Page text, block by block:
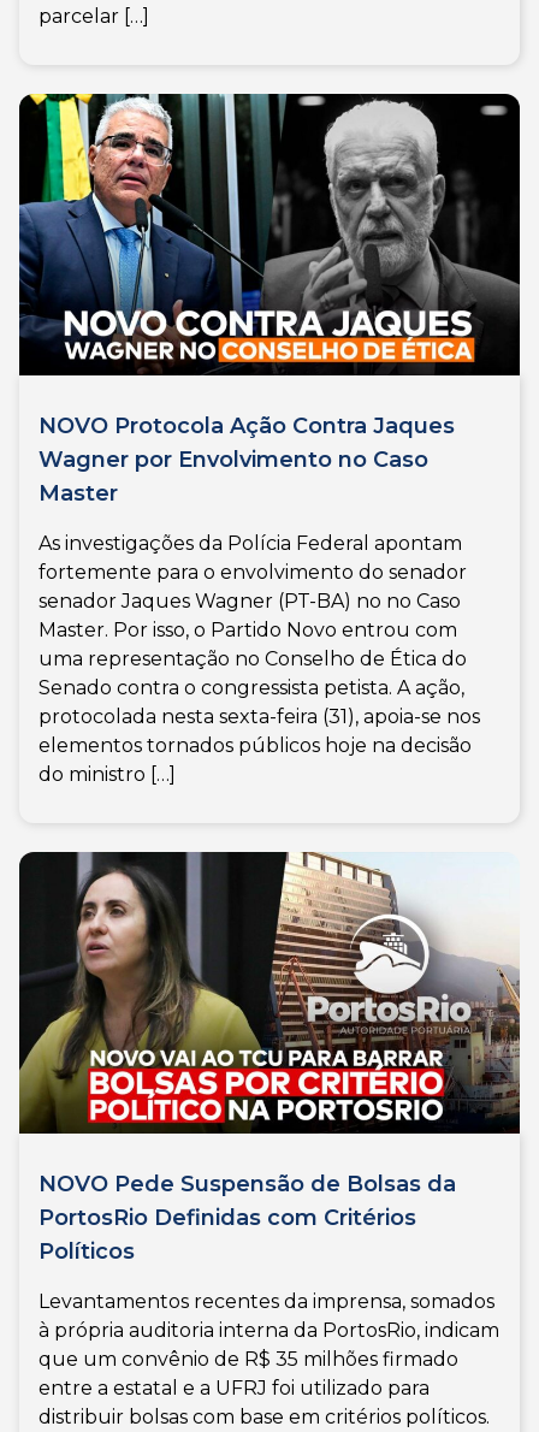
parcelar […]
NOVO Protocola Ação Contra Jaques
Wagner por Envolvimento no Caso
Master
As investigações da Polícia Federal apontam
fortemente para o envolvimento do senador
senador Jaques Wagner (PT-BA) no no Caso
Master. Por isso, o Partido Novo entrou com
uma representação no Conselho de Ética do
Senado contra o congressista petista. A ação,
protocolada nesta sexta-feira (31), apoia-se nos
elementos tornados públicos hoje na decisão
do ministro […]
NOVO Pede Suspensão de Bolsas da
PortosRio Definidas com Critérios
Políticos
Levantamentos recentes da imprensa, somados
à própria auditoria interna da PortosRio, indicam
que um convênio de R$ 35 milhões firmado
entre a estatal e a UFRJ foi utilizado para
distribuir bolsas com base em critérios políticos.